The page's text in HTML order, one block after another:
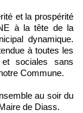
et la prospérité
à la tête de la
dynamique.
à toutes les
et sociales sans
Commune.
au soir du
de Diass.